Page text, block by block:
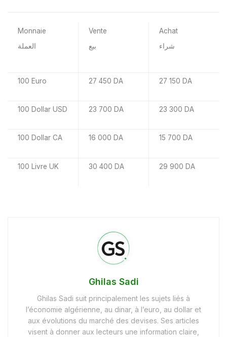
Monnaie
العملة
Vente
بيع
Achat
شراء
100 Euro 27 450 DA 27 150 DA
100 Dollar USD 23 700 DA 23 300 DA
100 Dollar CA 16 000 DA 15 700 DA
100 Livre UK 30 400 DA 29 900 DA
Ghilas Sadi
Ghilas Sadi suit principalement les sujets liés à
l’économie algérienne, au dinar, à l’euro, au dollar et
aux évolutions du marché des devises. Ses articles
visent à donner aux lecteurs une information claire,